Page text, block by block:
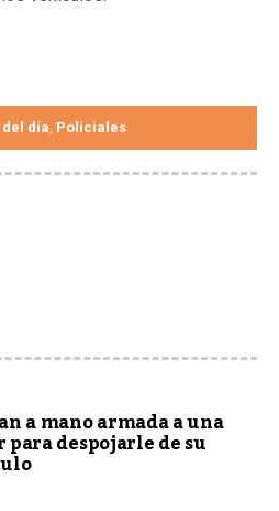
día, Policiales
a mano armada a una
despojarle de su